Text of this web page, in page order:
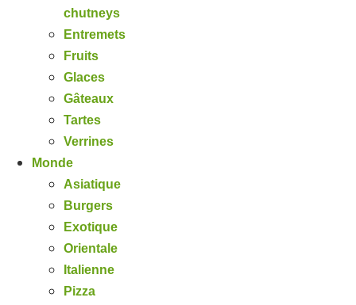
chutneys
Entremets
Fruits
Glaces
Gâteaux
Tartes
Verrines
Monde
Asiatique
Burgers
Exotique
Orientale
Italienne
Pizza